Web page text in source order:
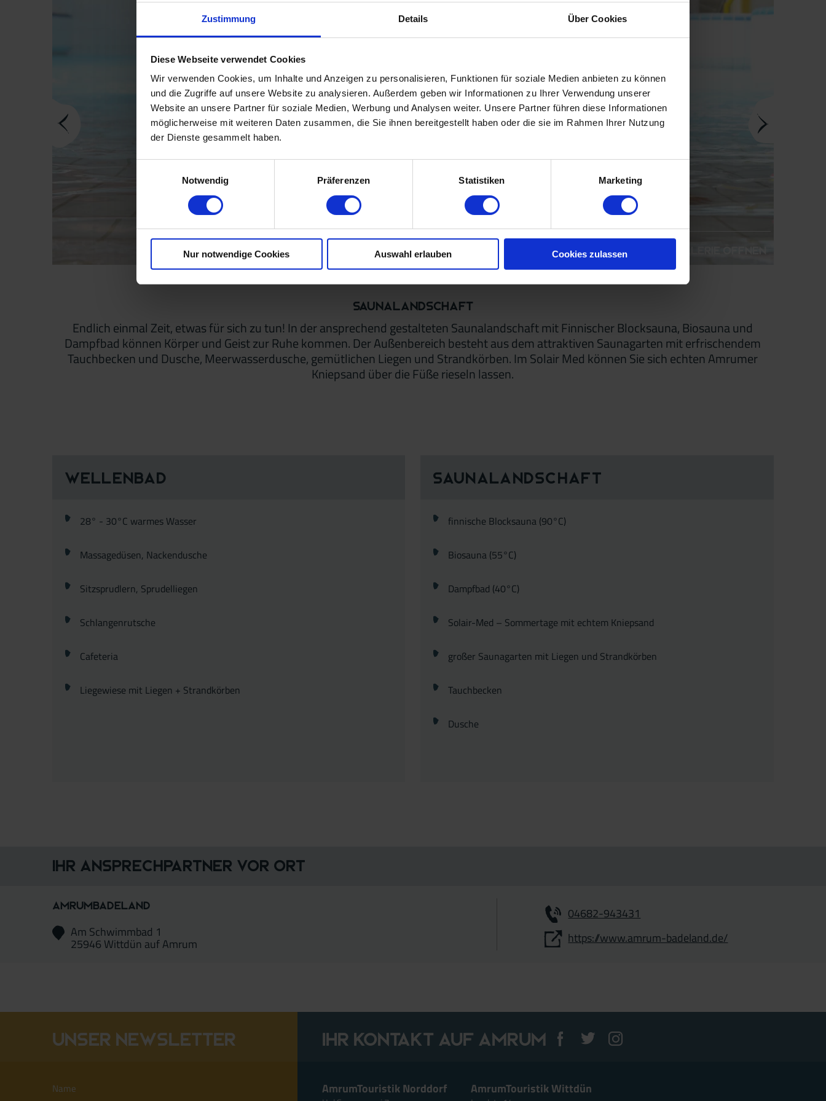
Zustimmung Details Über Cookies
Diese Webseite verwendet Cookies
Wir verwenden Cookies, um Inhalte und Anzeigen zu personalisieren, Funktionen für soziale Medien anbieten zu können
und die Zugriffe auf unsere Website zu analysieren. Außerdem geben wir Informationen zu Ihrer Verwendung unserer
Website an unsere Partner für soziale Medien, Werbung und Analysen weiter. Unsere Partner führen diese Informationen
möglicherweise mit weiteren Daten zusammen, die Sie ihnen bereitgestellt haben oder die sie im Rahmen Ihrer Nutzung
der Dienste gesammelt haben.
Notwendig
Präferenzen Statistiken Marketing
Nur notwendige Cookies Auswahl erlauben Cookies zulassen
Saunalandschaft
Endlich einmal Zeit, etwas für sich zu tun! In der ansprechend gestalteten Saunalandschaft mit Finnischer Blocksauna, Biosauna und
Dampfbad können Körper und Geist zur Ruhe kommen. Der Außenbereich besteht aus dem attraktiven Saunagarten mit erfrischendem
Tauchbecken und Dusche, Meerwasserdusche, gemütlichen Liegen und Strandkörben. Im Solair Med können Sie sich echten Amrumer
Kniepsand über die Füße rieseln lassen.
Wellenbad
28° - 30°C warmes Wasser
Massagedüsen, Nackendusche
Sitzsprudlern, Sprudelliegen
Schlangenrutsche
Cafeteria
Liegewiese mit Liegen + Strandkörben
Saunalandschaft
finnische Blocksauna (90°C)
Biosauna (55°C)
Dampfbad (40°C)
Solair-Med – Sommertage mit echtem Kniepsand
großer Saunagarten mit Liegen und Strandkörben
Tauchbecken
Dusche
Ihr Ansprechpartner vor Ort
AmrumBadeland
Am Schwimmbad 1
25946 Wittdün auf Amrum
04682-943431
https://www.amrum-badeland.de/
Unser Newsletter Ihr Kontakt auf Amrum
Name AmrumTouristik Norddorf AmrumTouristik Wittdün